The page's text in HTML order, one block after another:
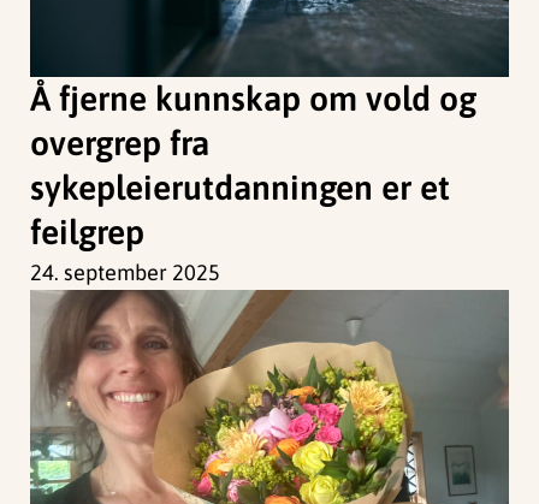
Å fjerne kunnskap om vold og
overgrep fra
sykepleierutdanningen er et
feilgrep
24. september 2025